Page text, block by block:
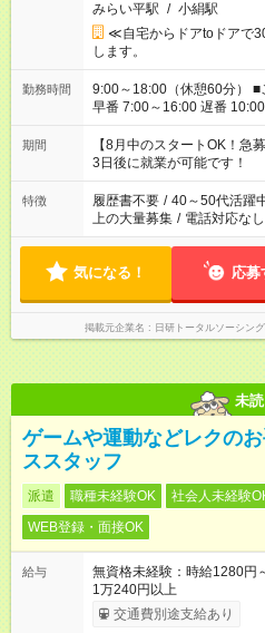
みらい平駅 / 小絹駅
≪自宅からドアtoドアで
します。
勤務時間
9:00～18:00（休憩60分） ■ご希望があれば下記シフトもOK！
早番 7:00～16:00 遅番 10:00～
と休みを合わせたい」 「余
「できれば残業はしたくな
ね。 ※Wワーク希望の方へ 今ご覧のお仕事で希望する勤務時間
と、もう1つのお仕事の勤
合は応募できません。
期間
【8月中のスタートOK！
3日後に就業が可能です！
特徴 履歴書不要 / 40～50代活躍
上の大量募集 / 電話対応なし
気になる！ 応募
掲載元企業名 日研トータルソーシン
未読
ゲームや運動などレクの
ススタッフ
派遣 職種未経験OK 社会人未経験
WEB登録・面接OK
給与
無資格未経験：時給1280
1万240円以上
交通費別途支給あり